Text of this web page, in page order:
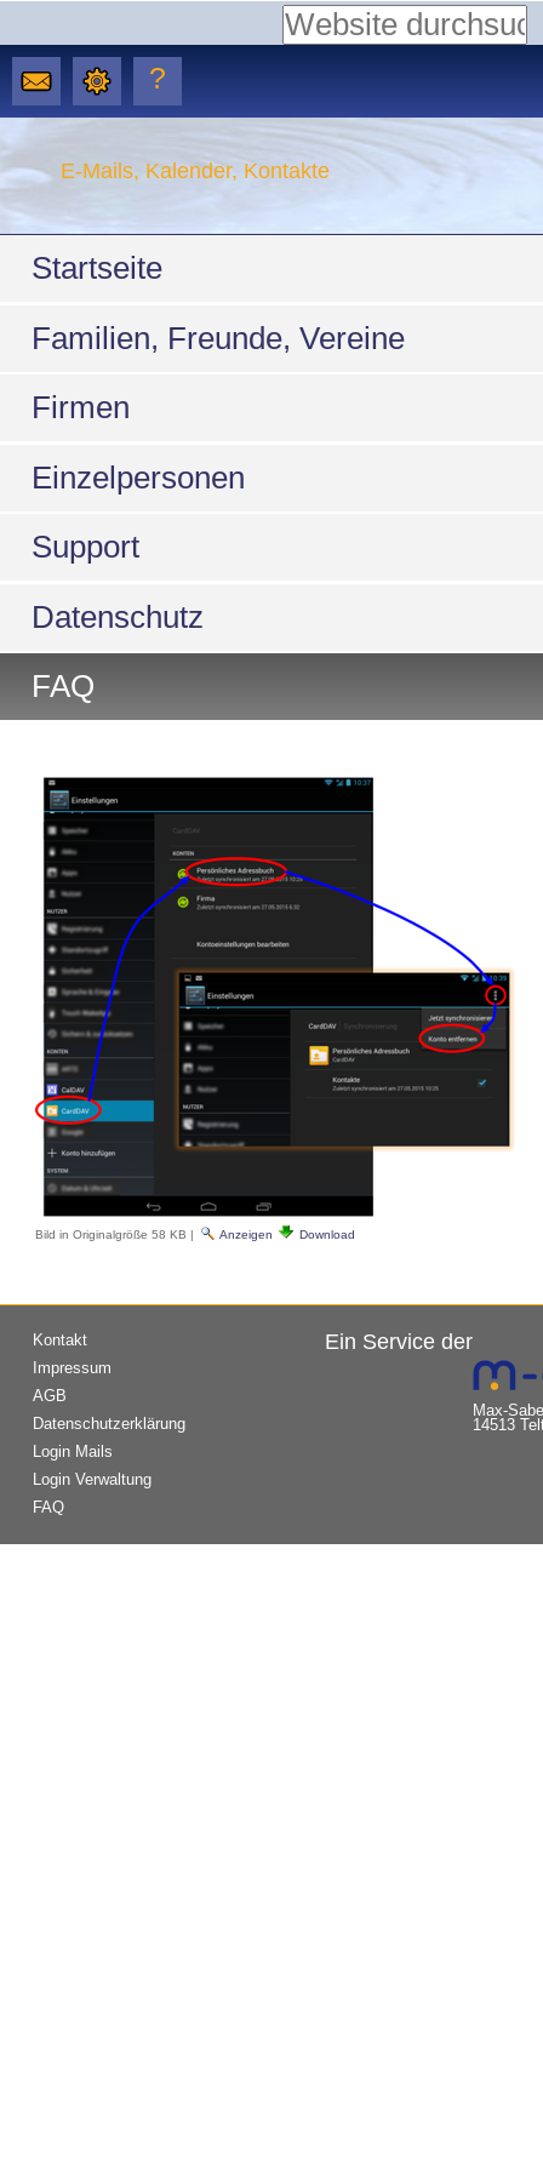
durchsuchen
?
E-Mails, Kalender, Kontakte
Startseite
Familien, Freunde, Vereine
Firmen
Einzelpersonen
Support
Datenschutz
FAQ
Bild in Originalgröße 58 KB | Anzeigen Download
Kontakt
Impressum
AGB
Datenschutzerklärung
Login Mails
Login Verwaltung
FAQ
Ein Service der
Max-
14513